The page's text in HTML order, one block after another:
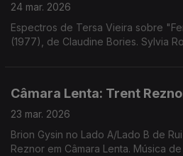
24 mar. 2026
Espectros de Tersa Vieira sobre
(1977), de Claudine Bories. Sylvia
Câmara Lenta: Trent
23 mar. 2026
Brion Gysin no Lado A/Lado B de
Reznor em Câmara Lenta. Música